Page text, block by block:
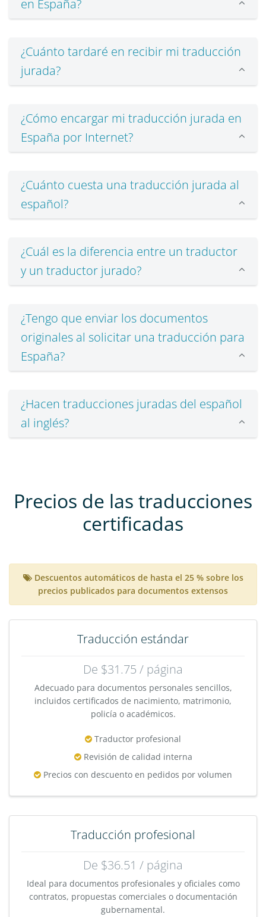
en España?
¿Cuánto tardaré en recibir mi traducción
jurada?
¿Cómo encargar mi traducción jurada en
España por Internet?
¿Cuánto cuesta una traducción jurada al
español?
¿Cuál es la diferencia entre un traductor
y un traductor jurado?
¿Tengo que enviar los documentos
originales al solicitar una traducción para
España?
¿Hacen traducciones juradas del español
al inglés?
Precios de las traducciones
certificadas
Descuentos automáticos de hasta el 25 % sobre los
precios publicados para documentos extensos
Traducción estándar
De $31.75 / página
Adecuado para documentos personales sencillos,
incluidos certificados de nacimiento, matrimonio,
policía o académicos.
Traductor profesional
Revisión de calidad interna
Precios con descuento en pedidos por volumen
Traducción profesional
De $36.51 / página
Ideal para documentos profesionales y oficiales como
contratos, propuestas comerciales o documentación
gubernamental.